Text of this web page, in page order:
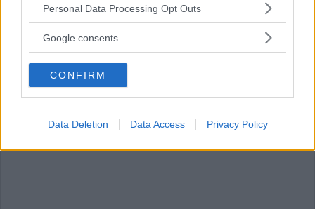
Please note that this website/app uses one or more Google
not limited to your visit or usage behaviour. You may click to
use your data for below specified purposes in below Google
consent section.
Personal Data Processing Opt Outs
Google consents
CONFIRM
Data Deletion Data Access Privacy Policy